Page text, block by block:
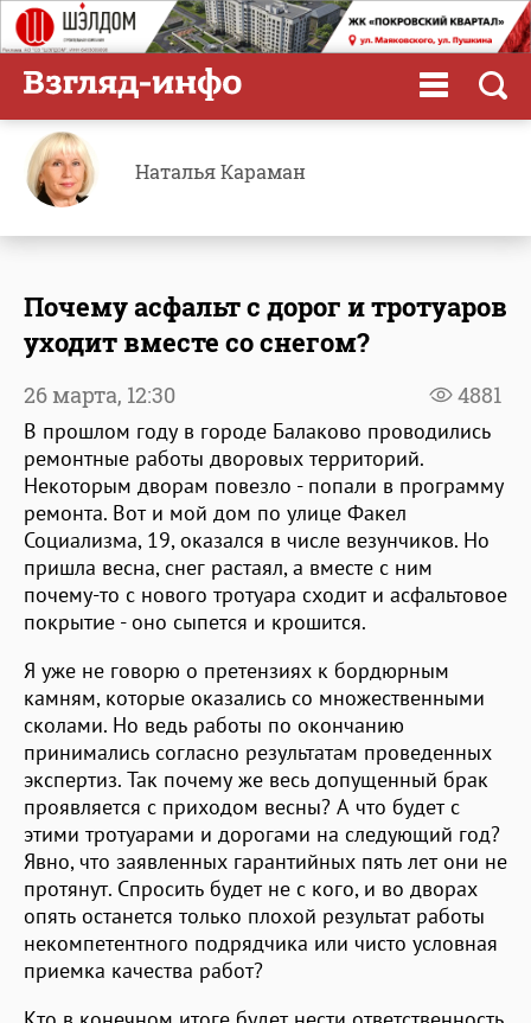
Наталья Караман
Почему асфальт с дорог и тротуаров
уходит вместе со снегом?
4881
26 марта, 12:30
В прошлом году в городе Балаково проводились
ремонтные работы дворовых территорий.
Некоторым дворам повезло - попали в программу
ремонта. Вот и мой дом по улице Факел
Социализма, 19, оказался в числе везунчиков. Но
пришла весна, снег растаял, а вместе с ним
почему-то с нового тротуара сходит и асфальтовое
покрытие - оно сыпется и крошится.
Я уже не говорю о претензиях к бордюрным
камням, которые оказались со множественными
сколами. Но ведь работы по окончанию
принимались согласно результатам проведенных
экспертиз. Так почему же весь допущенный брак
проявляется с приходом весны? А что будет с
этими тротуарами и дорогами на следующий год?
Явно, что заявленных гарантийных пять лет они не
протянут. Спросить будет не с кого, и во дворах
опять останется только плохой результат работы
некомпетентного подрядчика или чисто условная
приемка качества работ?